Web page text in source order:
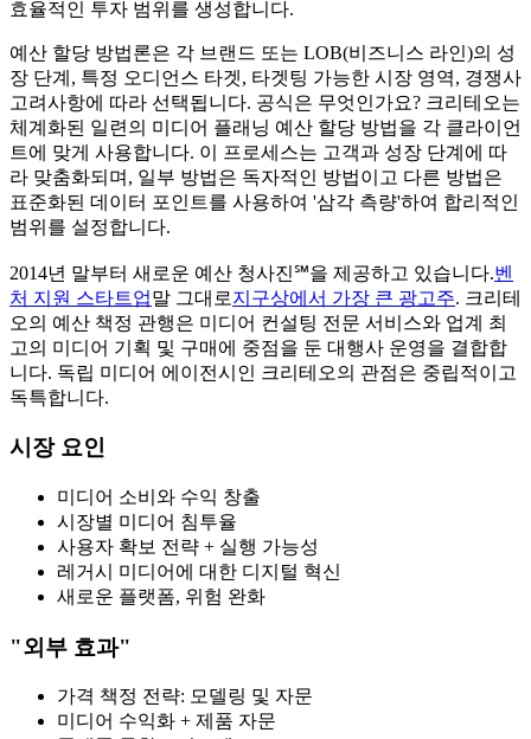
효율적인 투자 범위를 생성합니다.
예산 할당 방법론은 각 브랜드 또는 LOB(비즈니스 라인)의 성
장 단계, 특정 오디언스 타겟, 타겟팅 가능한 시장 영역, 경쟁사
고려사항에 따라 선택됩니다. 공식은 무엇인가요? 크리테오는
체계화된 일련의 미디어 플래닝 예산 할당 방법을 각 클라이언
트에 맞게 사용합니다. 이 프로세스는 고객과 성장 단계에 따
라 맞춤화되며, 일부 방법은 독자적인 방법이고 다른 방법은
표준화된 데이터 포인트를 사용하여 '삼각 측량'하여 합리적인
범위를 설정합니다.
2014년 말부터 새로운 예산 청사진℠을 제공하고 있습니다.벤
처 지원 스타트업말 그대로지구상에서 가장 큰 광고주. 크리테
오의 예산 책정 관행은 미디어 컨설팅 전문 서비스와 업계 최
고의 미디어 기획 및 구매에 중점을 둔 대행사 운영을 결합합
니다. 독립 미디어 에이전시인 크리테오의 관점은 중립적이고
독특합니다.
시장 요인
미디어 소비와 수익 창출
시장별 미디어 침투율
사용자 확보 전략 + 실행 가능성
레거시 미디어에 대한 디지털 혁신
새로운 플랫폼, 위험 완화
"외부 효과"
가격 책정 전략: 모델링 및 자문
미디어 수익화 + 제품 자문